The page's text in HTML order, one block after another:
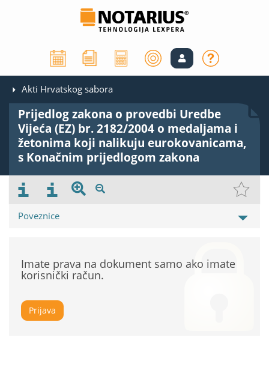
Akti Hrvatskog sabora
Prijedlog zakona o provedbi Uredbe
Vijeća (EZ) br. 2182/2004 o medaljama i
žetonima koji nalikuju eurokovanicama,
s Konačnim prijedlogom zakona
Poveznice
Imate prava na dokument samo ako imate
korisnički račun.
Prijava